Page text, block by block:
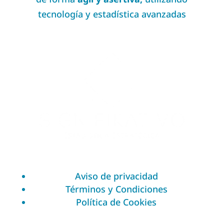
tecnología y estadística avanzadas
Aviso de privacidad
Términos y Condiciones
Política de Cookies